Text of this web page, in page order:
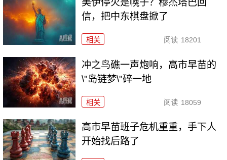
信，把中东棋盘掀了
相关 阅读 18201
冲之鸟礁一声炮响，高市早苗的
\"岛链梦\"碎一地
相关 阅读 18059
高市早苗班子危机重重，手下人
开始找后路了